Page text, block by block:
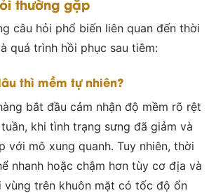
thường gặp
câu hỏi phổ biến liên quan đến thời
quá trình hồi phục sau tiêm:
thì mềm tự nhiên?
bắt đầu cảm nhận độ mềm rõ rệt
khi tình trạng sưng đã giảm và
với mô xung quanh. Tuy nhiên, thời
nhanh hoặc chậm hơn tùy cơ địa và
trên khuôn mặt có tốc độ ổn